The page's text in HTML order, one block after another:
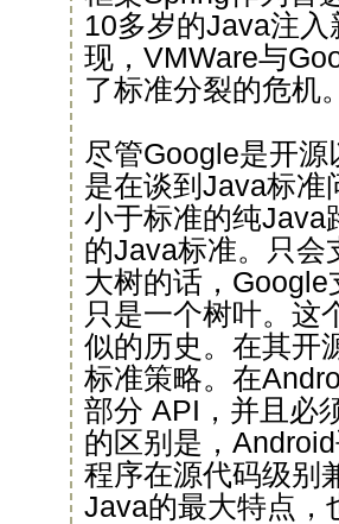
10多岁的Java注
现，VMWare与
了标准分裂的危机。
尽管Google是开
是在谈到Java标准
小于标准的纯Java
的Java标准。只会
大树的话，
只是一个树叶。这
似的历史。在其开
标准策略。在
部分 API，并且必
的区别是，
程序在源代码级别
Java的最大特点，